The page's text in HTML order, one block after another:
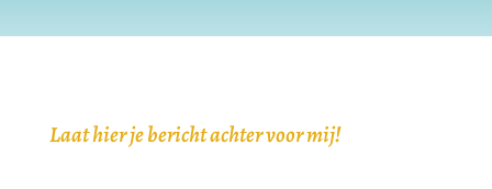
Laat hier je bericht achter voor mij!